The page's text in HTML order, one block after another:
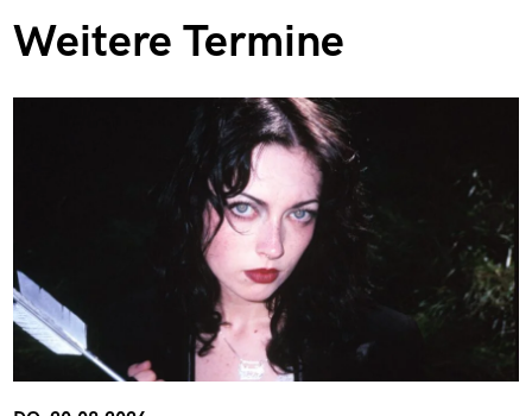
Weitere Termine